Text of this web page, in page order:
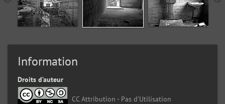
Information
Droits d’auteur
CC Attribution - Pas d’Utilisation